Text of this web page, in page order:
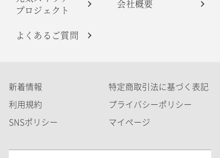
プロジェクト
会社概要
よくあるご質問
新着情報
特定商取引法に基づく表記
利用規約
プライバシーポリシー
SNSポリシー
マイページ